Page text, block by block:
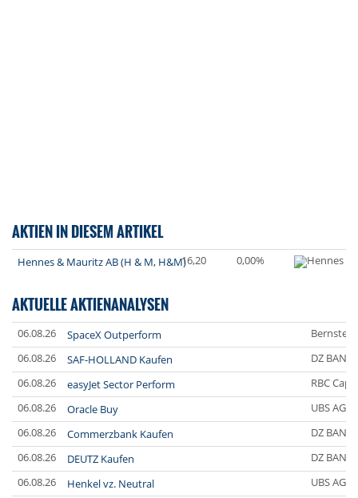
AKTIEN IN DIESEM ARTIKEL
Hennes & Mauritz AB (H & M, H&M)16,20 0,00%
AKTUELLE AKTIENANALYSEN
06.08.26 SpaceX Outperform
06.08.26
SAF-HOLLAND Kaufen
DZ BANK
06.08.26
easyJet Sector Perform
RBC
06.08.26
Oracle Buy
UBS AG
06.08.26
Commerzbank Kaufen
DZ BANK
06.08.26
DEUTZ Kaufen
DZ BANK
06.08.26
Henkel vz. Neutral
UBS AG